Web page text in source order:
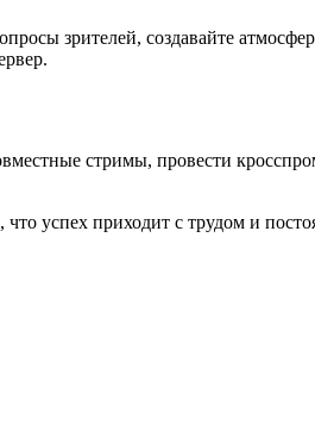
зрителей, создавайте
стримы, провести
успех приходит с трудом и